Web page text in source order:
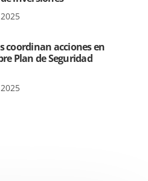
coordinan acciones en
Plan de Seguridad